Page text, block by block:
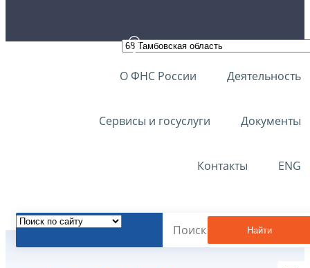
О ФНС России Деятельность
Сервисы и госуслуги Документы
Контакты ENG
Найти